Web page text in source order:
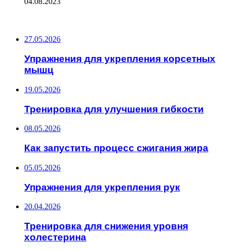
27.05.2026
Упражнения для укрепления корсетных
мышц
19.05.2026
Тренировка для улучшения гибкости
08.05.2026
Как запустить процесс сжигания жира
05.05.2026
Упражнения для укрепления рук
20.04.2026
Тренировка для снижения уровня
холестерина